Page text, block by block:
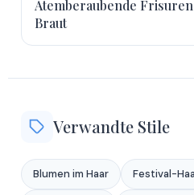
Atemberaubende
Braut
Verwandte Stile
Blumen im Haar Festival-